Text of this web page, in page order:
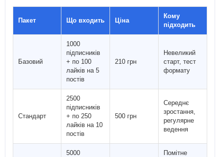
Пакет Що входить Ціна
Кому
підходить
Базовий
1000
підписників
+ по 100
лайків на 5
постів
210 грн
Невеликий
старт, тест
формату
Стандарт
2500
підписників
+ по 250
лайків на 10
постів
500 грн
Середнє
зростання,
регулярне
ведення
5000
Помітне